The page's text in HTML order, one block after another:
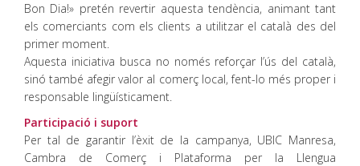
Bon Dia!» pretén revertir aquesta tendència, animant tant
els comerciants com els clients a utilitzar el català des del
primer moment.
Aquesta iniciativa busca no només reforçar l’ús del català,
sinó també afegir valor al comerç local, fent-lo més proper i
responsable lingüísticament.
Participació i suport
Per tal de garantir l’èxit de la campanya, UBIC Manresa,
Cambra de Comerç i Plataforma per la Llengua